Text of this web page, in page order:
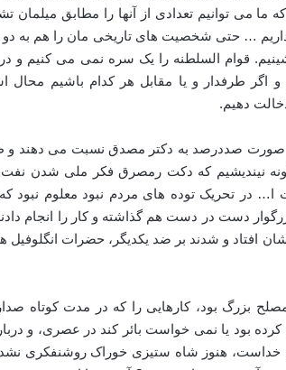
ما می توانیم تعدادی از آنها را مطابق میلمان
… حتی شخصیت های تاریخی مان را هم به
قوام السلطنه را یک سره نمی می کنیم و در
و اگر طرفدار و یا مقابل هر کدام باشیم محال
دهیم.
صددرصد به دکتر مصدق نسبت می دهند و
نیندیشیم که دکت رمصرق فکر ملی شدن
ا… در تحریک توده های مردم نبود معلوم نبود
دست در دست هم گذاشته و کار را انجام
افتاد و شدند بر ضد یکدیگر، حضرات
بزرگ بود، کارهایی را که در مدت کوتاه
بود یا نمی خواست بائر کند در عصری، و
هنوز شاه ستیزی خوراک روشنفکری